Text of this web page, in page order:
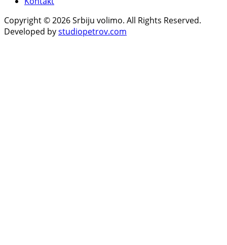
Copyright © 2026 Srbiju volimo. All Rights Reserved.
Developed bystudiopetrov.com